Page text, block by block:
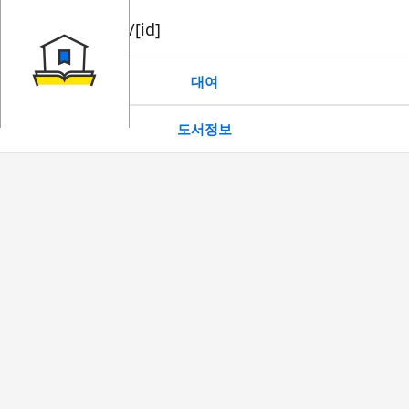
book/rent/[id]
대여
도서정보